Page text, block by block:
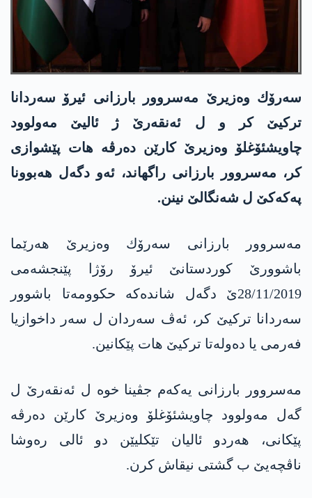
سه‌رۆك وه‌زیرێ مه‌سروور بارزانی ئیرۆ سه‌ردانا
تركیێ كر و ل ئه‌نقه‌رێ ژ ئالیێ مه‌ولوود
چاویشئۆغلۆ وه‌زیرێ كارێن ده‌رڤه‌ هات پێشوازی
كر، مه‌سروور بارزانی راگهاند، ئه‌و دگه‌ل هه‌بوونا
په‌كه‌كێ ل شه‌نگالێ نینن.
مه‌سروور بارزانی سه‌رۆك وه‌زیرێ هه‌رێما
باشوورێ كوردستانێ ئیرۆ رۆژا پێنجشه‌می
28/11/2019ێ دگه‌ل شانده‌كه‌ حكوومه‌تا باشوور
سه‌ردانا تركیێ كر، ئه‌ڤ سه‌ردان ل سه‌ر داخوازیا
فه‌رمی یا ده‌وله‌تا تركیێ هات پێكانین.
مه‌سروور بارزانی یه‌كه‌م جڤینا خوه‌ ل ئه‌نقه‌رێ ل
گه‌ل مه‌ولوود چاویشئۆغلۆ وه‌زیرێ كارێن ده‌رڤه‌
پێكانی، هه‌ردو ئالیان تێكلیێن دو ئالی ره‌وشا
ناڤچه‌یێ ب گشتی نیقاش كرن.